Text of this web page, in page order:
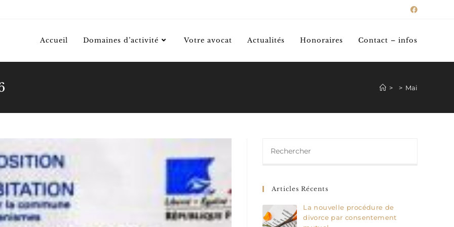
Accueil Domaines d’activité Votre avocat Actualités Honoraires Contact – infos
> > Mai
Articles Récents
La nouvelle procédure de
divorce par consentement